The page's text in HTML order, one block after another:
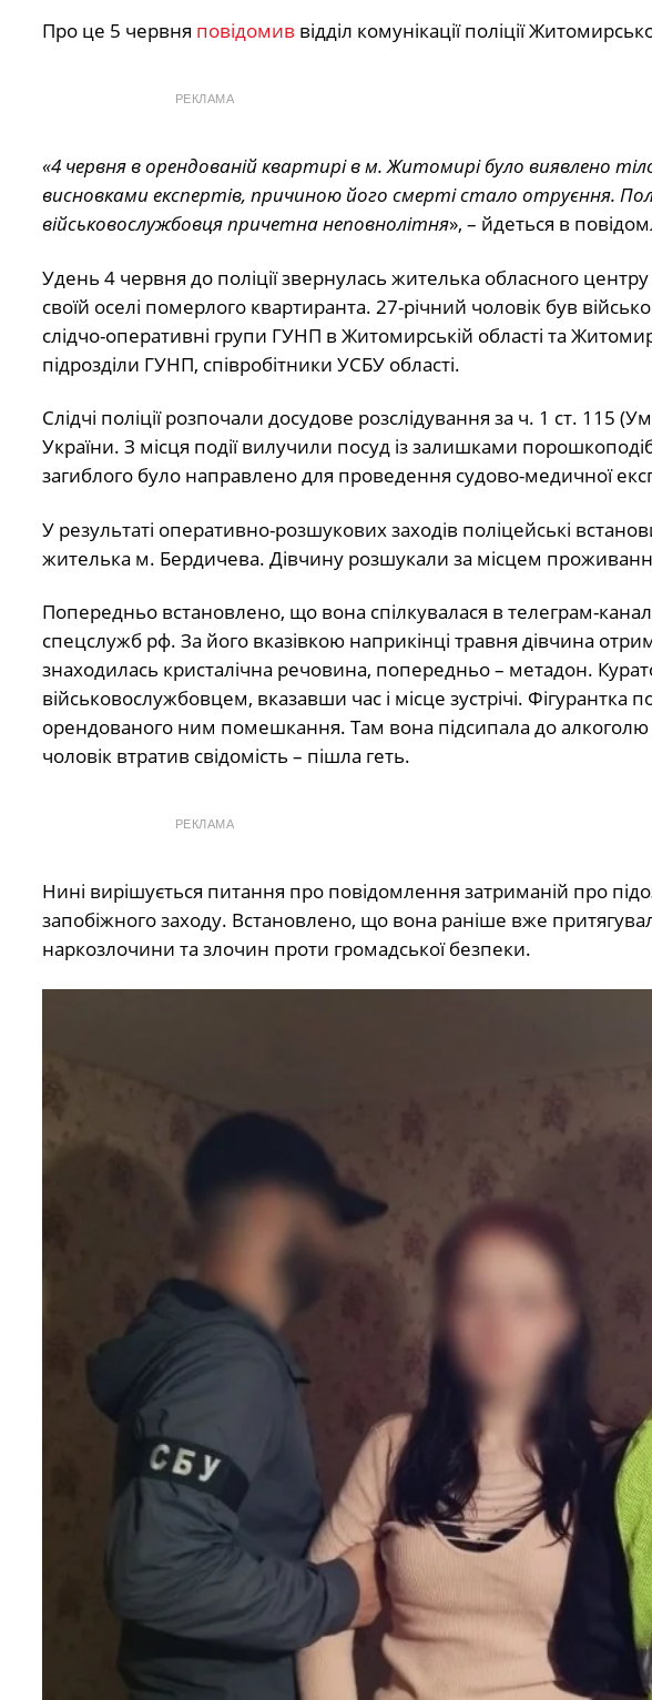
Про це 5 червня повідомив відділ комунікації поліції
РЕКЛАМА
«4 червня в орендованій квартирі в м. Житомирі було виявлено
висновками експертів, причиною його смерті стало отруєння.
військовослужбовця причетна неповнолітня», – йдеться в
Удень 4 червня до поліції звернулась жителька обласного
своїй оселі померлого квартиранта. 27-річний чоловік був
слідчо-оперативні групи ГУНП в Житомирській області та
підрозділи ГУНП, співробітники УСБУ області.
Слідчі поліції розпочали досудове розслідування за ч. 1 ст. 115
України. З місця події вилучили посуд із залишками
загиблого було направлено для проведення судово-медичної
У результаті оперативно-розшукових заходів поліцейські
жителька м. Бердичева. Дівчину розшукали за місцем
Попередньо встановлено, що вона спілкувалася в телеграм-
спецслужб рф. За його вказівкою наприкінці травня дівчина
знаходилась кристалічна речовина, попередньо – метадон.
військовослужбовцем, вказавши час і місце зустрічі.
орендованого ним помешкання. Там вона підсипала до алкоголю
чоловік втратив свідомість – пішла геть.
РЕКЛАМА
Нині вирішується питання про повідомлення затриманій про
запобіжного заходу. Встановлено, що вона раніше вже
наркозлочини та злочин проти громадської безпеки.